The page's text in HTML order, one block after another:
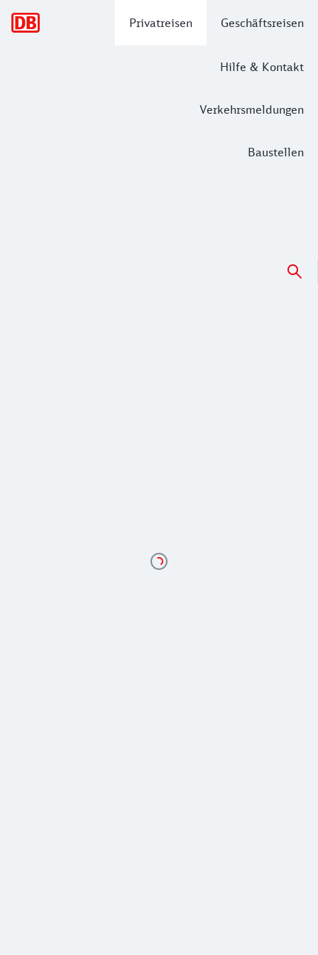
Privatreisen Geschäftsreisen
Hilfe & Kontakt
Verkehrsmeldungen
Baustellen